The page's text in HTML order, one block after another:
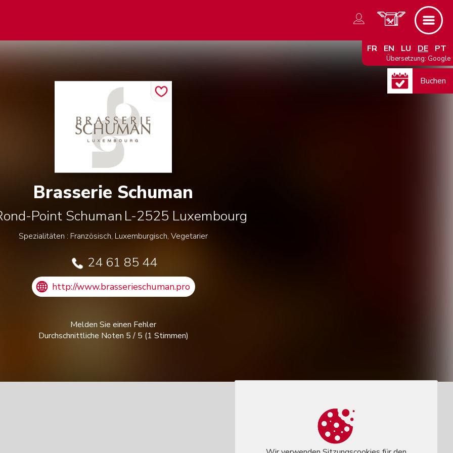
FR EN LU DE PT
Übersetzung: Google
Brasserie Schuman
Point Schuman L-2525 Luxembourg
Spezialitäten : Französisch, Luxemburgisch, Vegetarier
24 61 85 44
http://www.brasserieschuman.pro
Melden Sie einen Fehler
Durchschnittliche Noten 5/ 5 (1 Stimmen)
Buchen